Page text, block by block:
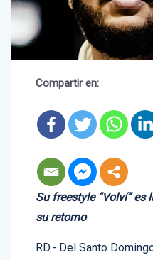
Su freestyle “Volví” es
su retorno
exponentes urbanos